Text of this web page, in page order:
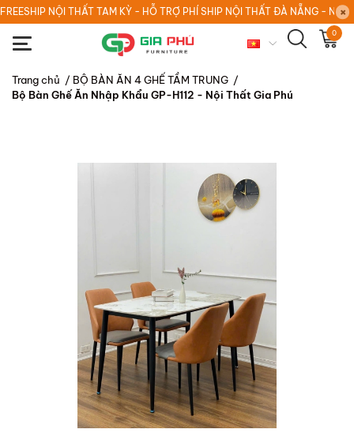
FREESHIP NỘI THẤT TAM KỲ - HỖ TRỢ PHÍ SHIP NỘI THẤT ĐÀ NẴNG - NỘI
0
Trang chủ / BỘ BÀN ĂN 4 GHẾ TẦM TRUNG /
Bộ Bàn Ghế Ăn Nhập Khẩu GP-H112 - Nội Thất Gia Phú